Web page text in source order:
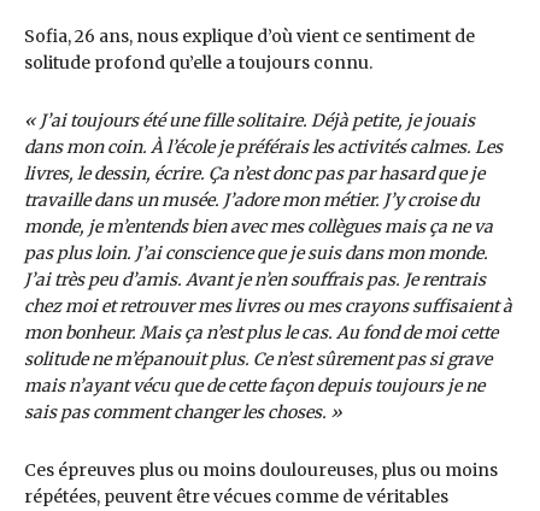
Sofia, 26 ans, nous explique d’où vient ce sentiment de
solitude profond qu’elle a toujours connu.
« J’ai toujours été une fille solitaire. Déjà petite, je jouais
dans mon coin. À l’école je préférais les activités calmes. Les
livres, le dessin, écrire. Ça n’est donc pas par hasard que je
travaille dans un musée. J’adore mon métier. J’y croise du
monde, je m’entends bien avec mes collègues mais ça ne va
pas plus loin. J’ai conscience que je suis dans mon monde.
J’ai très peu d’amis. Avant je n’en souffrais pas. Je rentrais
chez moi et retrouver mes livres ou mes crayons suffisaient à
mon bonheur. Mais ça n’est plus le cas. Au fond de moi cette
solitude ne m’épanouit plus. Ce n’est sûrement pas si grave
mais n’ayant vécu que de cette façon depuis toujours je ne
sais pas comment changer les choses. »
Ces épreuves plus ou moins douloureuses, plus ou moins
répétées, peuvent être vécues comme de véritables